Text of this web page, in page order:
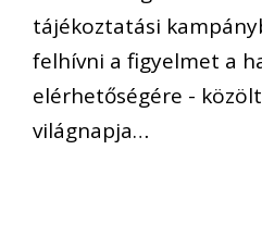
tájékoztatási
felhívni a figyelmet a
elérhetőségére -
világnapja…